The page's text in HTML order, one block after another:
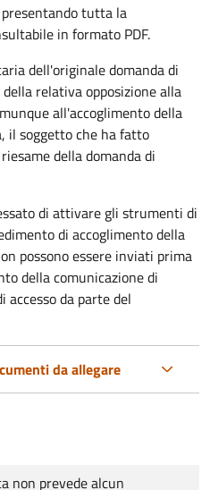
tutta la
in formato PDF.
dell'originale domanda di
relativa opposizione alla
all'accoglimento della
il soggetto che ha fatto
della domanda di
di attivare gli strumenti di
di accoglimento della
possono essere inviati prima
della comunicazione di
accesso da parte del
da allegare
non prevede alcun